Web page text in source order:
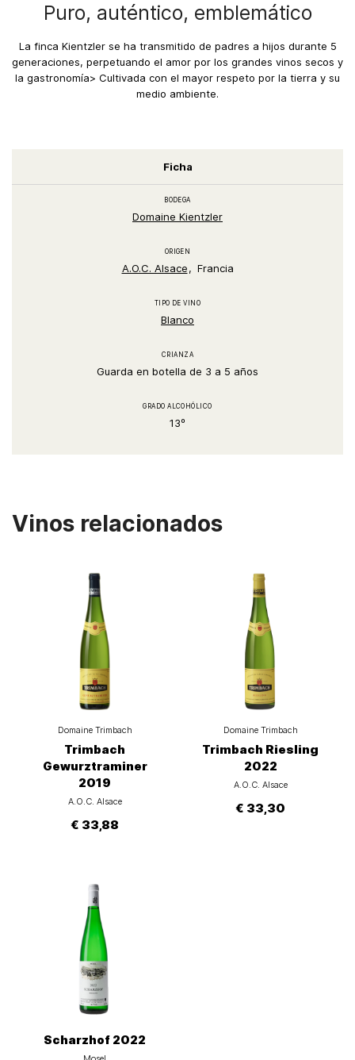
Puro, auténtico, emblemático
La finca Kientzler se ha transmitido de padres a hijos durante 5
generaciones, perpetuando el amor por los grandes vinos secos y
la gastronomía> Cultivada con el mayor respeto por la tierra y su
medio ambiente.
Ficha
BODEGA
Domaine Kientzler
ORIGEN
A.O.C. Alsace Francia
TIPO DE VINO
Blanco
CRIANZA
Guarda en botella de 3 a 5 años
GRADO ALCOHÓLICO
13º
Vinos relacionados
Domaine Trimbach
Trimbach
Gewurztraminer
2019
A.O.C. Alsace
€ 33,88
Domaine Trimbach
Trimbach Riesling
2022
A.O.C. Alsace
€ 33,30
Scharzhof 2022